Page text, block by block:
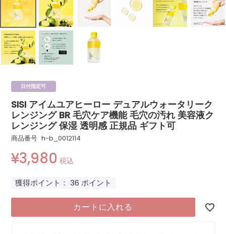
日付指定可
SISI アイムユアヒーロー デュアルウォータリーク
レンジング BR 毛穴ケア機能 毛穴の汚れ 美容液ク
レンジング 保湿 透明感 正規品 ギフト可
商品番号 h-b_0012114
¥3,980 税込
獲得ポイント： 36 ポイント
カートに入れる